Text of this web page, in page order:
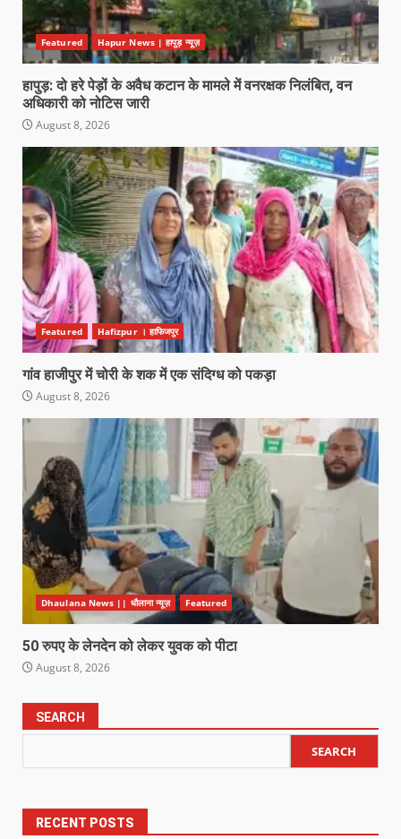
Featured Hapur News | हापुड़ न्यूज़
हापुड़: दो हरे पेड़ों के अवैध कटान के मामले में वनरक्षक निलंबित, वन
अधिकारी को नोटिस जारी
August 8, 2026
Featured Hafizpur । हाफिजपुर
गांव हाजीपुर में चोरी के शक में एक संदिग्ध को पकड़ा
August 8, 2026
Dhaulana News || धौलाना न्यूज़ Featured
50 रुपए के लेनदेन को लेकर युवक को पीटा
August 8, 2026
SEARCH
SEARCH
RECENT POSTS